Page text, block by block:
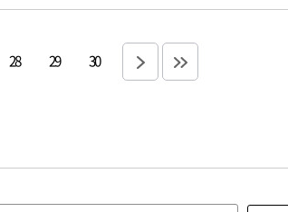
28 29 30